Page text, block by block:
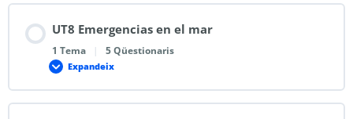
UT8 Emergencias en el mar
1 Tema | 5 Qüestionaris
Expandeix